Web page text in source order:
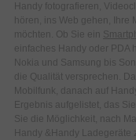
Handy fotografieren,
hören, ins Web gehen,
möchten. Ob Sie ein
einfaches Handy oder PDA
Nokia und Samsung bis
die Qualität versprechen.
Mobilfunk, danach auf
Ergebnis aufgelistet, das
Sie die Möglichkeit, nach
Handy &Handy Ladegeräte